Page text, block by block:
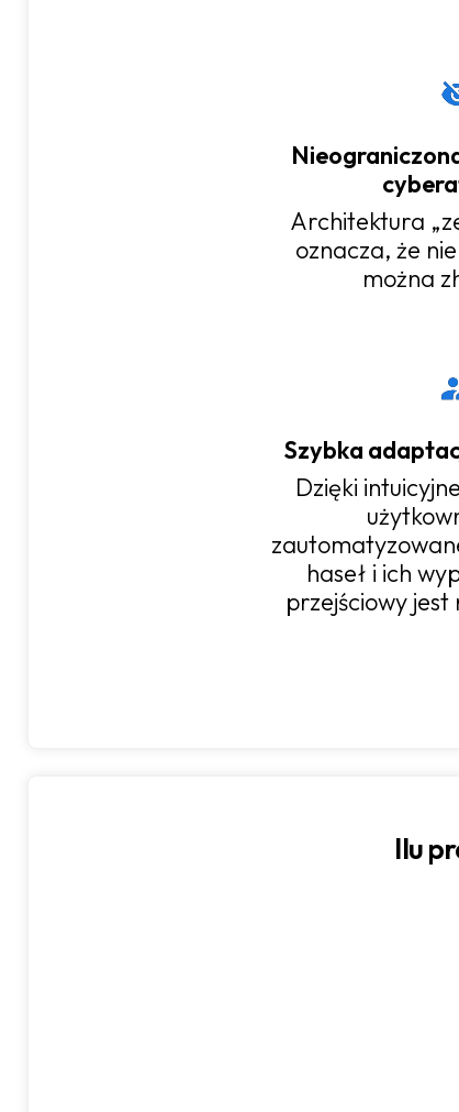
Architektura
oznacza, że
można
Szybka
Dzięki
haseł i ich
przejściowy jest
Ilu